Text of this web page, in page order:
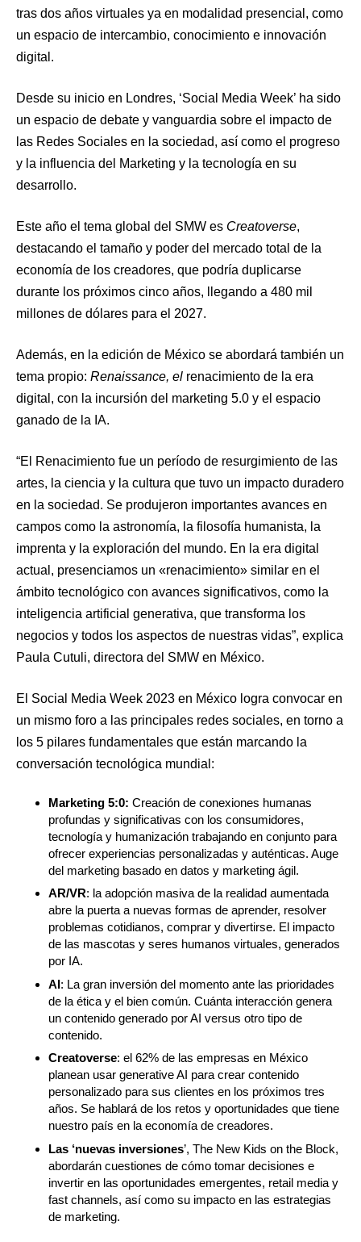
tras dos años virtuales ya en modalidad presencial, como
un espacio de intercambio, conocimiento e innovación
digital.
Desde su inicio en Londres, ‘Social Media Week’ ha sido
un espacio de debate y vanguardia sobre el impacto de
las Redes Sociales en la sociedad, así como el progreso
y la influencia del Marketing y la tecnología en su
desarrollo.
Este año el tema global del SMW es Creatoverse,
destacando el tamaño y poder del mercado total de la
economía de los creadores, que podría duplicarse
durante los próximos cinco años, llegando a 480 mil
millones de dólares para el 2027.
Además, en la edición de México se abordará también un
tema propio: Renaissance, el renacimiento de la era
digital, con la incursión del marketing 5.0 y el espacio
ganado de la IA.
“El Renacimiento fue un período de resurgimiento de las
artes, la ciencia y la cultura que tuvo un impacto duradero
en la sociedad. Se produjeron importantes avances en
campos como la astronomía, la filosofía humanista, la
imprenta y la exploración del mundo. En la era digital
actual, presenciamos un «renacimiento» similar en el
ámbito tecnológico con avances significativos, como la
inteligencia artificial generativa, que transforma los
negocios y todos los aspectos de nuestras vidas”, explica
Paula Cutuli, directora del SMW en México.
El Social Media Week 2023 en México logra convocar en
un mismo foro a las principales redes sociales, en torno a
los 5 pilares fundamentales que están marcando la
conversación tecnológica mundial:
Marketing 5:0: Creación de conexiones humanas
profundas y significativas con los consumidores,
tecnología y humanización trabajando en conjunto para
ofrecer experiencias personalizadas y auténticas. Auge
del marketing basado en datos y marketing ágil.
AR/VR: la adopción masiva de la realidad aumentada
abre la puerta a nuevas formas de aprender, resolver
problemas cotidianos, comprar y divertirse. El impacto
de las mascotas y seres humanos virtuales, generados
por IA.
AI: La gran inversión del momento ante las prioridades
de la ética y el bien común. Cuánta interacción genera
un contenido generado por AI versus otro tipo de
contenido.
Creatoverse: el 62% de las empresas en México
planean usar generative AI para crear contenido
personalizado para sus clientes en los próximos tres
años. Se hablará de los retos y oportunidades que tiene
nuestro país en la economía de creadores.
Las ‘nuevas inversiones’, The New Kids on the Block,
abordarán cuestiones de cómo tomar decisiones e
invertir en las oportunidades emergentes, retail media y
fast channels, así como su impacto en las estrategias
de marketing.